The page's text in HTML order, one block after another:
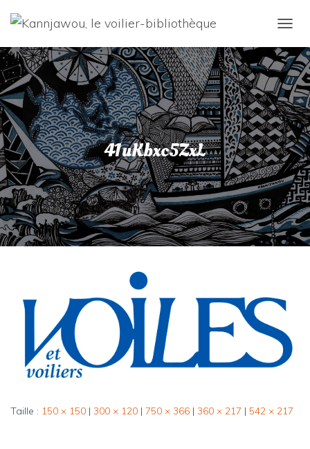
É
P
L
I
E
R
L
A
N
A
V
G
A
T
I
41uKbxc5ZxL
Taille : 150 × 150 | 300 × 120 | 750 × 366 | 360 × 217 | 542 × 217